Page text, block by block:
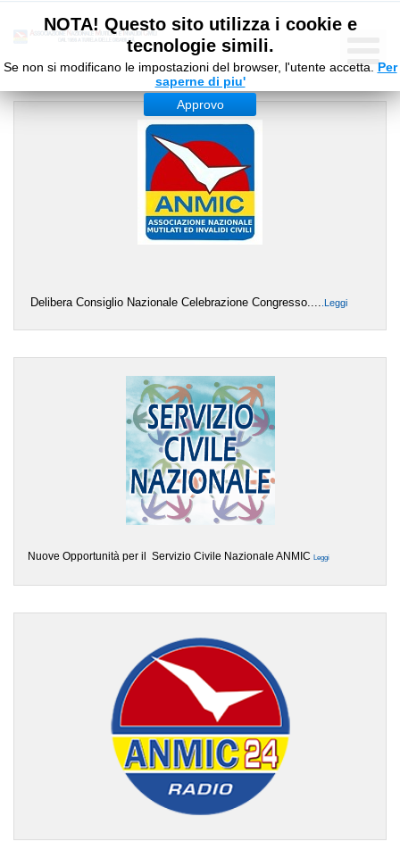
NOTA! Questo sito utilizza i cookie e
tecnologie simili.
Se non si modificano le impostazioni del browser, l'utente accetta. Per
saperne di piu'
Approvo
Delibera Consiglio Nazionale Celebrazione Congresso.... .Leggi
Nuove Opportunità per il Servizio Civile Nazionale ANMIC Leggi